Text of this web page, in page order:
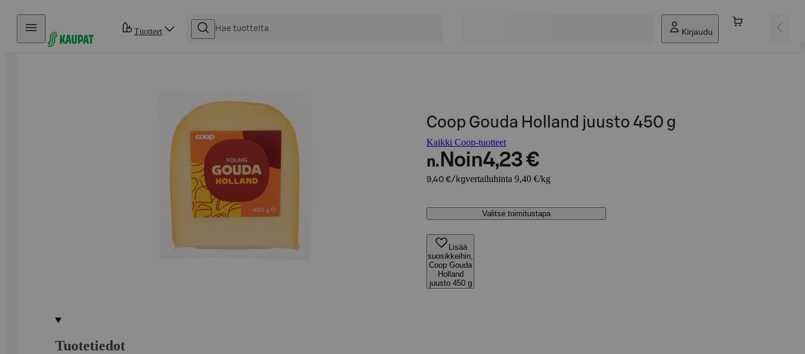
Hyppää sisältöön
Tuotteet Kirjaudu
Coop Gouda Holland juusto 450 g
Kaikki Coop-tuotteet
n. Noin4,23 €
9,40 €/kgvertailuhinta 9,40 €/kg
Valitse toimitustapa
Lisää
suosikkeihin,
Coop Gouda
Holland
juusto 450 g
Tuotetiedot